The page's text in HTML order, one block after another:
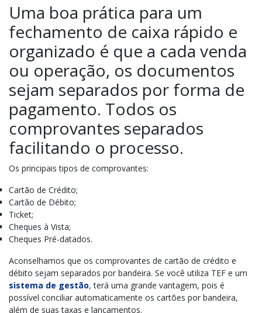
Uma boa prática para um
fechamento de caixa rápido e
organizado é que a cada venda
ou operação, os documentos
sejam separados por forma de
pagamento. Todos os
comprovantes separados
facilitando o processo.
Os principais tipos de comprovantes:
Cartão de Crédito;
Cartão de Débito;
Ticket;
Cheques à Vista;
Cheques Pré-datados.
Aconselhamos que os comprovantes de cartão de crédito e
débito sejam separados por bandeira. Se você utiliza TEF e um
sistema de gestão, terá uma grande vantagem, pois é
possível conciliar automaticamente os cartões por bandeira,
além de suas taxas e lançamentos.